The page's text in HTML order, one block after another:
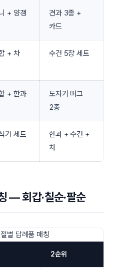
+ 양갱
견과 3종 +
카드
+ 차
수건 5장 세트
+ 한과
도자기 머그
2종
기 세트
한과 + 수건 +
차
— 회갑·칠순·팔순
별 답례품 매칭
2순위